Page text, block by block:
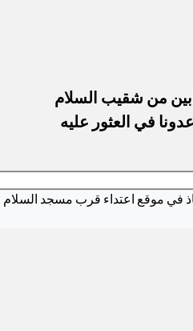
من شقيب السلام
في العثور عليه